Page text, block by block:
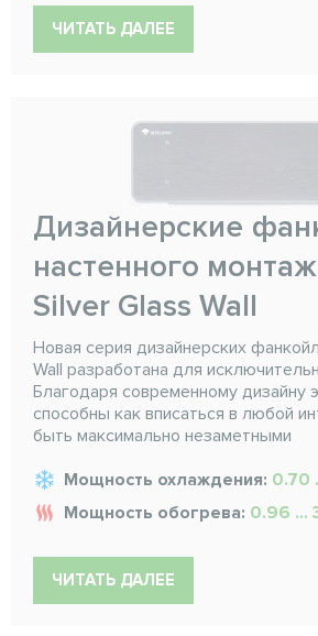
ЧИТАТЬ ДАЛЕЕ
Дизайнерские
настенного
Silver Glass Wall
Новая серия дизайнерских
Wall разработана для
Благодаря современному дизайну
способны как вписаться в любой
быть максимально незаметными
Мощность охлаждения: 0.70
Мощность обогрева: 0.96 ...
ЧИТАТЬ ДАЛЕЕ